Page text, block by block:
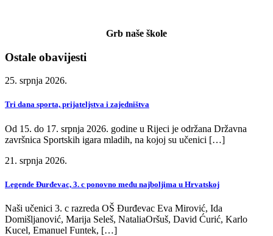
Grb naše škole
Ostale obavijesti
25. srpnja 2026.
Tri dana sporta, prijateljstva i zajedništva
Od 15. do 17. srpnja 2026. godine u Rijeci je održana Državna
završnica Sportskih igara mladih, na kojoj su učenici […]
21. srpnja 2026.
Legende Đurđevac, 3. c ponovno među najboljima u Hrvatskoj
Naši učenici 3. c razreda OŠ Đurđevac Eva Mirović, Ida
Domišljanović, Marija Seleš, NataliaOršuš, David Ćurić, Karlo
Kucel, Emanuel Funtek, […]